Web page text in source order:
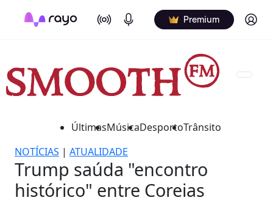
On Air Podcasts Premium Log in
ÚltimasMúsicaDesportoTrânsito
NOTÍCIAS | ATUALIDADE
Trump saúda "encontro
histórico" entre Coreias